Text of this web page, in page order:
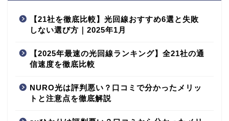
【21社を徹底比較】光回線おすすめ6選と失敗
しない選び方｜2025年1月
【2025年最速の光回線ランキング】全21社の通
信速度を徹底比較
NURO光は評判悪い？口コミで分かったメリッ
トと注意点を徹底解説